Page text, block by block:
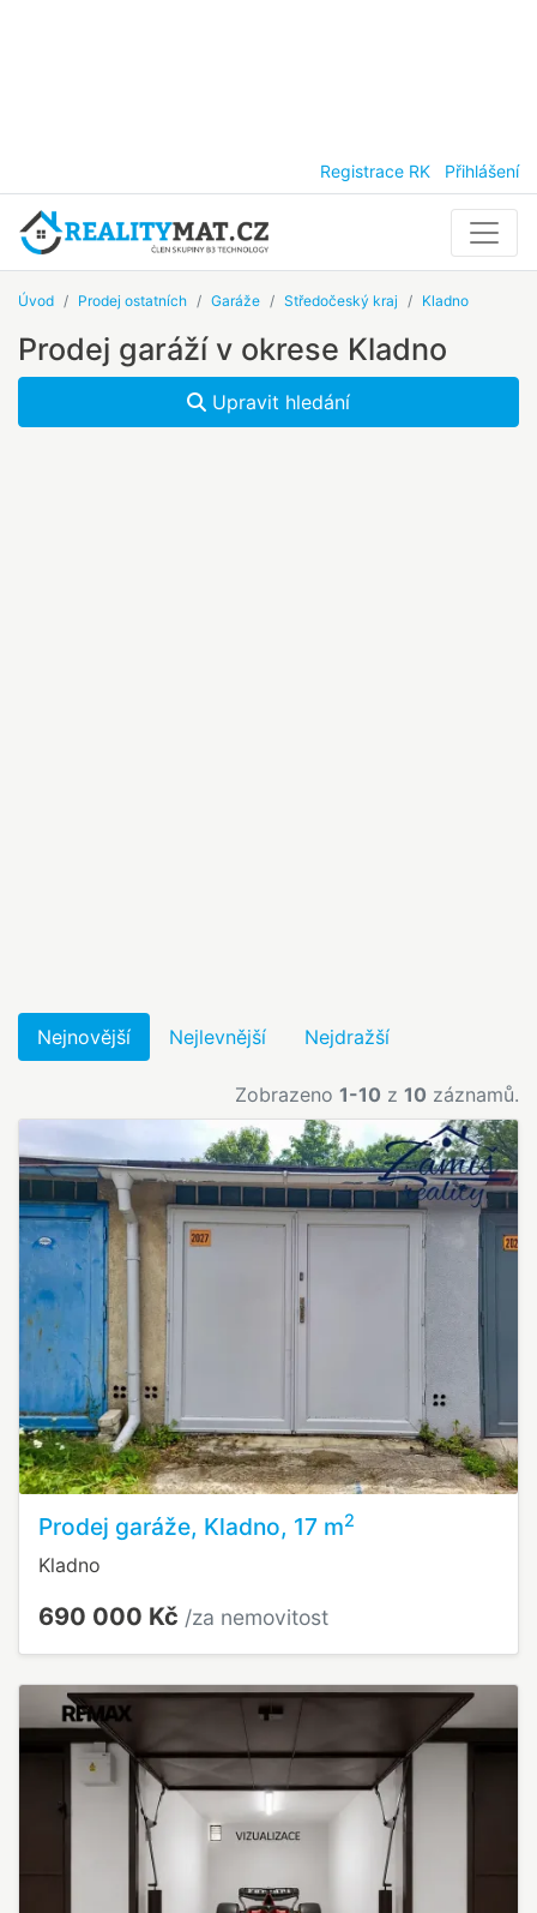
Registrace RK Přihlášení
Úvod Prodej ostatních Garáže Středočeský kraj Kladno
Prodej garáží v okrese Kladno
Upravit hledání
Nejnovější Nejlevnější Nejdražší
Zobrazeno 1-10 z 10 záznamů.
Prodej garáže, Kladno, 17 m2
Kladno
690 000 Kč /za nemovitost